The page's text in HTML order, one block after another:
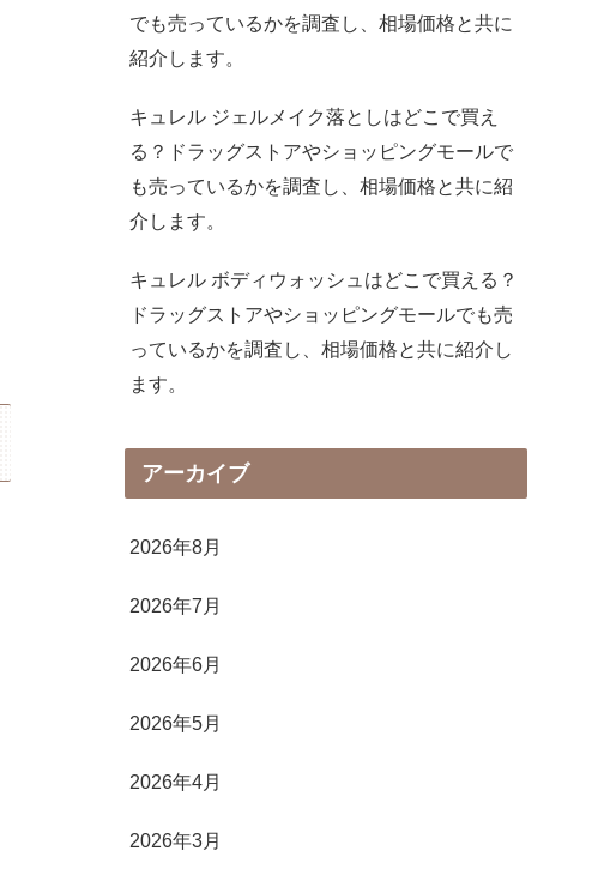
でも売っているかを調査し、相場価格と共に
紹介します。
キュレル ジェルメイク落としはどこで買え
る？ドラッグストアやショッピングモールで
も売っているかを調査し、相場価格と共に紹
介します。
キュレル ボディウォッシュはどこで買える？
ドラッグストアやショッピングモールでも売
っているかを調査し、相場価格と共に紹介し
ます。
アーカイブ
2026年8月
2026年7月
2026年6月
2026年5月
2026年4月
2026年3月